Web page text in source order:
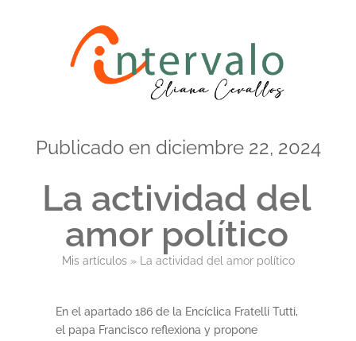
Publicado en diciembre 22, 2024
La actividad del
amor político
Mis artículos» La actividad del amor político
En el apartado 186 de la Encíclica Fratelli Tutti,
el papa Francisco reflexiona y propone